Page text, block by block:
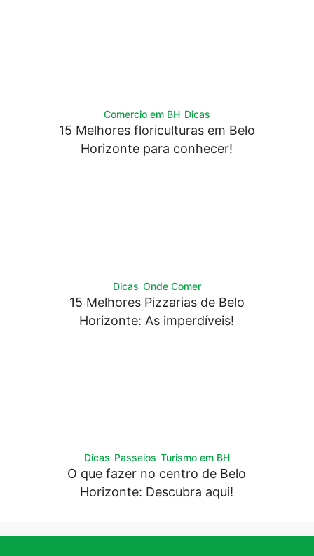
Comercio em BH Dicas
15 Melhores floriculturas em Belo
Horizonte para conhecer!
Dicas Onde Comer
15 Melhores Pizzarias de Belo
Horizonte: As imperdíveis!
Dicas Passeios Turismo em BH
O que fazer no centro de Belo
Horizonte: Descubra aqui!